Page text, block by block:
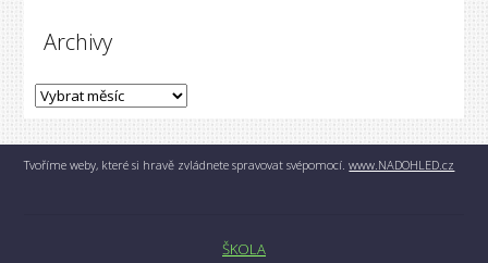
Archivy
Tvoříme weby, které si hravě zvládnete spravovat svépomocí.www.NADOHLED.cz
ŠKOLA